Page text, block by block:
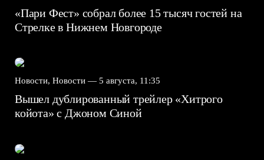
«Пари Фест» собрал более 15 тысяч гостей на
Стрелке в Нижнем Новгороде
Новости, Новости — 5 августа, 11:35
Вышел дублированный трейлер «Хитрого
койота» с Джоном Синой